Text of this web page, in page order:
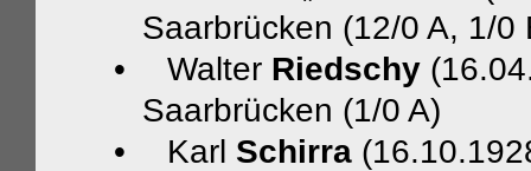
Saarbrücken (12/0 A, 1/0
•
Walter Riedschy
Saarbrücken (1/0 A)
•
Karl Schirra